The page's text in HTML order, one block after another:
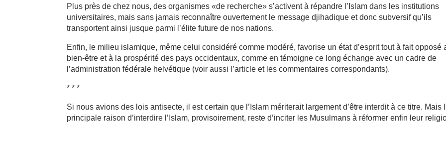
Plus près de chez nous, des organismes «de recherche» s’activent à répandre l’Islam dans les institutions
universitaires, mais sans jamais reconnaître ouvertement le message djihadique et donc subversif qu’ils
transportent ainsi jusque parmi l’élite future de nos nations.
Enfin, le milieu islamique, même celui considéré comme modéré, favorise un état d’esprit tout à fait opposé
bien-être et à la prospérité des pays occidentaux, comme en témoigne ce long échange avec un cadre de
l’administration fédérale helvétique (voir aussi l’article et les commentaires correspondants).
* * *
Si nous avions des lois antisecte, il est certain que l’Islam mériterait largement d’être interdit à ce titre. Mais
principale raison d’interdire l’Islam, provisoirement, reste d’inciter les Musulmans à réformer enfin leur